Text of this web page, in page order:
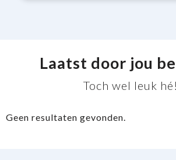
Laatst door jou
Toch wel leuk hé!
Geen resultaten gevonden.